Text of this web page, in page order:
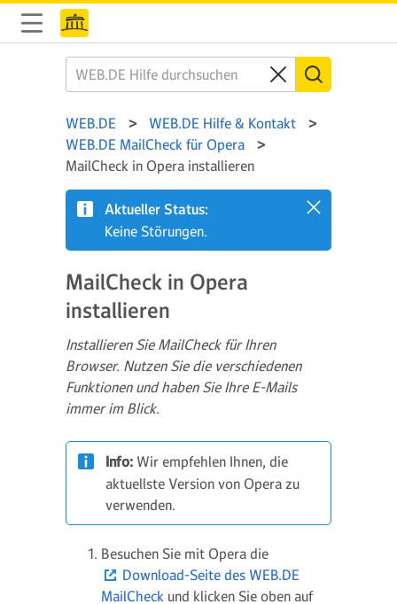
WEB.DE
WEB.DE Hilfe & Kontakt
WEB.DE MailCheck für Opera
MailCheck in Opera installieren
Aktueller Status:
Keine Störungen.
MailCheck in Opera
installieren
Installieren Sie MailCheck für Ihren
Browser. Nutzen Sie die verschiedenen
Funktionen und haben Sie Ihre E-Mails
immer im Blick.
Info: Wir empfehlen Ihnen, die
aktuellste Version von Opera zu
verwenden.
Besuchen Sie mit Opera die
Download-Seite des WEB.DE
MailCheck und klicken Sie oben auf